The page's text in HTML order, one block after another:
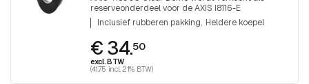
reserveonderdeel voor de AXIS I8116-E
netwerkvideo-intercom. 1 stuk
Inclusief rubberen pakking Heldere koepel
€ 34.50
excl. BTW
(41.75 incl. 21% BTW)